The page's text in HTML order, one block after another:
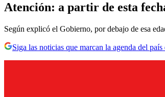
Atención: a partir de esta
Según explicó el Gobierno, por debajo de esa
Siga las noticias que marcan la agenda del